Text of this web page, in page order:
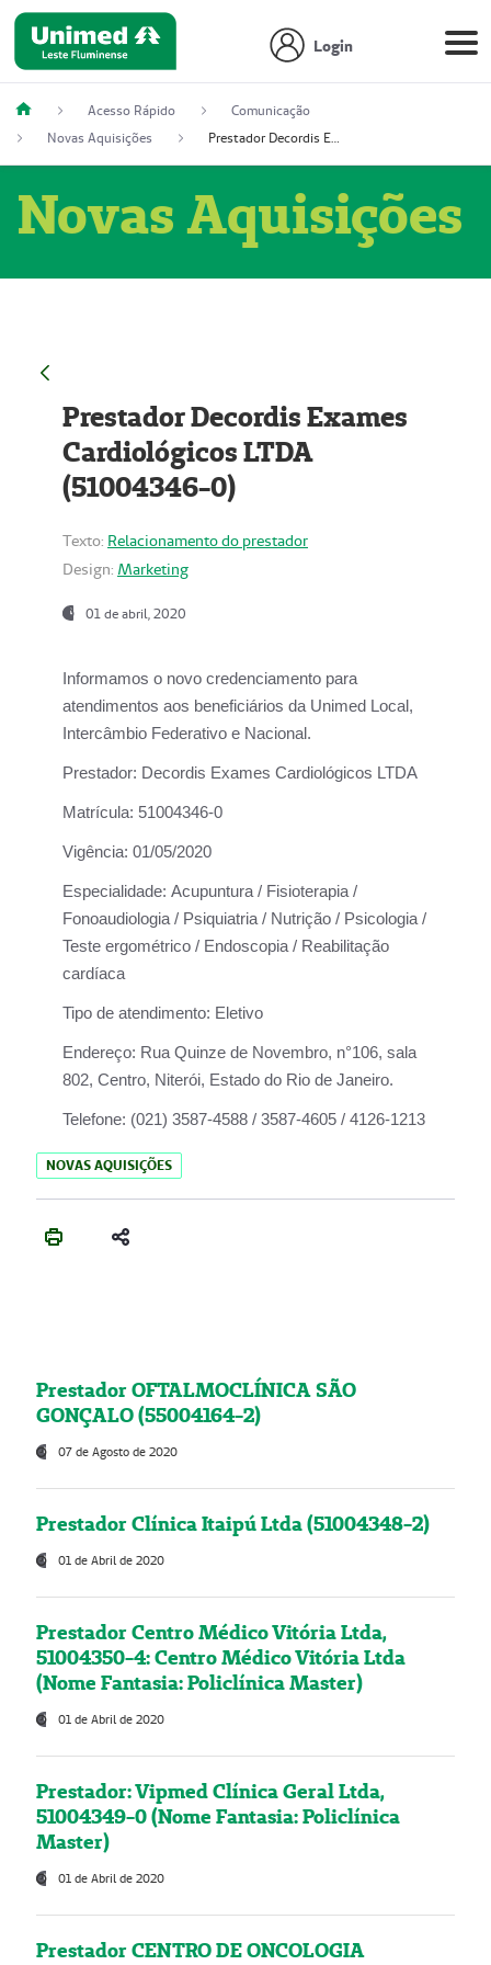
Login
Acesso Rápido
Comunicação
Novas Aquisições
Prestador Decordis Exames Cardiológicos LTDA (51004346-0)
Novas Aquisições
Prestador Decordis Exames
Cardiológicos LTDA
(51004346-0)
Texto: Relacionamento do prestador
Design: Marketing
01 de abril, 2020
Informamos o novo credenciamento para
atendimentos aos beneficiários da Unimed Local,
Intercâmbio Federativo e Nacional.
Prestador: Decordis Exames Cardiológicos LTDA
Matrícula: 51004346-0
Vigência: 01/05/2020
Especialidade: Acupuntura / Fisioterapia /
Fonoaudiologia / Psiquiatria / Nutrição / Psicologia /
Teste ergométrico / Endoscopia / Reabilitação
cardíaca
Tipo de atendimento: Eletivo
Endereço: Rua Quinze de Novembro, n°106, sala
802, Centro, Niterói, Estado do Rio de Janeiro.
Telefone: (021) 3587-4588 / 3587-4605 / 4126-1213
NOVAS AQUISIÇÕES
Prestador OFTALMOCLÍNICA SÃO
GONÇALO (55004164-2)
07 de Agosto de 2020
Prestador Clínica Itaipú Ltda (51004348-2)
01 de Abril de 2020
Prestador Centro Médico Vitória Ltda,
51004350-4: Centro Médico Vitória Ltda
(Nome Fantasia: Policlínica Master)
01 de Abril de 2020
Prestador: Vipmed Clínica Geral Ltda,
51004349-0 (Nome Fantasia: Policlínica
Master)
01 de Abril de 2020
Prestador CENTRO DE ONCOLOGIA